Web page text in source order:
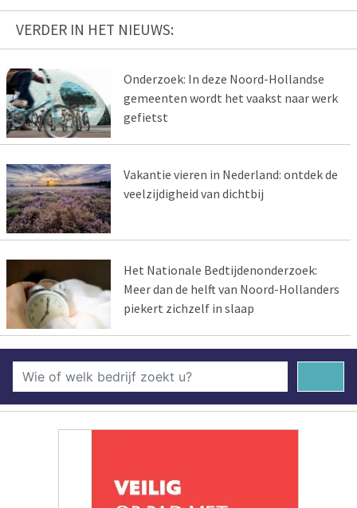
VERDER IN HET NIEUWS:
Onderzoek: In deze Noord-Hollandse
gemeenten wordt het vaakst naar werk
gefietst
Vakantie vieren in Nederland: ontdek de
veelzijdigheid van dichtbij
Het Nationale Bedtijdenonderzoek:
Meer dan de helft van Noord-Hollanders
piekert zichzelf in slaap